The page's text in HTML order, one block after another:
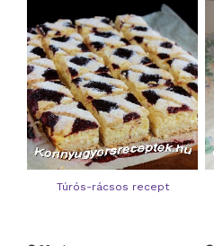
Túrós-rácsos recept